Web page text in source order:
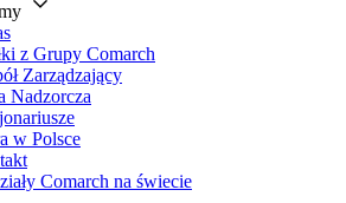
z Grupy Comarch
Zarządzający
Nadzorcza
w Polsce
Comarch na świecie